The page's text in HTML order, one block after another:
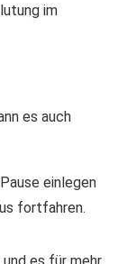
im
es auch
einlegen
fortfahren.